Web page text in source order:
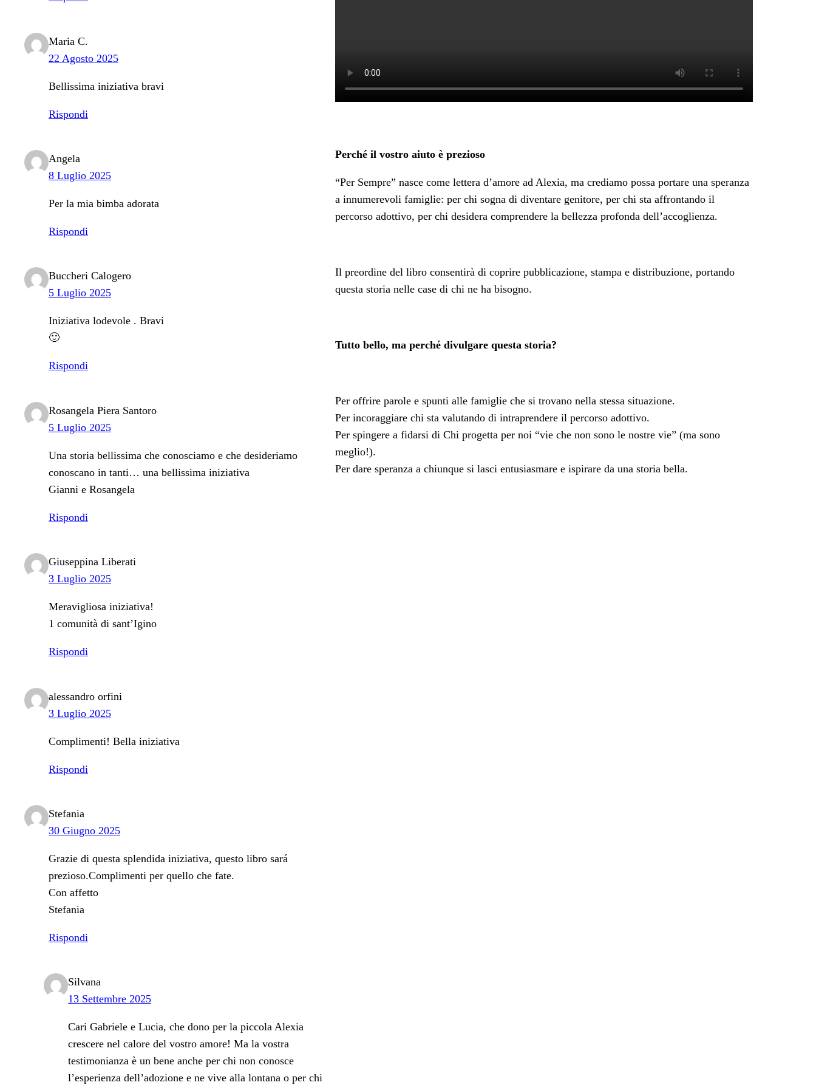
Maria C.
22 Agosto 2025
Bellissima iniziativa bravi
Rispondi
Angela
8 Luglio 2025
Per la mia bimba adorata
Rispondi
Buccheri Calogero
5 Luglio 2025
Iniziativa lodevole . Bravi
🙂
Rispondi
Rosangela Piera Santoro
5 Luglio 2025
Una storia bellissima che conosciamo e che desideriamo
conoscano in tanti… una bellissima iniziativa
Gianni e Rosangela
Rispondi
Giuseppina Liberati
3 Luglio 2025
Meravigliosa iniziativa!
1 comunità di sant’Igino
Rispondi
alessandro orfini
3 Luglio 2025
Complimenti! Bella iniziativa
Rispondi
Stefania
30 Giugno 2025
Grazie di questa splendida iniziativa, questo libro sará
prezioso.Complimenti per quello che fate.
Con affetto
Stefania
Rispondi
Silvana
13 Settembre 2025
Cari Gabriele e Lucia, che dono per la piccola Alexia
crescere nel calore del vostro amore! Ma la vostra
testimonianza è un bene anche per chi non conosce
l’esperienza dell’adozione e ne vive alla lontana o per chi
Perché il vostro aiuto è prezioso
“Per Sempre” nasce come lettera d’amore ad Alexia, ma crediamo possa portare una speranza
a innumerevoli famiglie: per chi sogna di diventare genitore, per chi sta affrontando il
percorso adottivo, per chi desidera comprendere la bellezza profonda dell’accoglienza.
Il preordine del libro consentirà di coprire pubblicazione, stampa e distribuzione, portando
questa storia nelle case di chi ne ha bisogno.
Tutto bello, ma perché divulgare questa storia?
Per offrire parole e spunti alle famiglie che si trovano nella stessa situazione.
Per incoraggiare chi sta valutando di intraprendere il percorso adottivo.
Per spingere a fidarsi di Chi progetta per noi “vie che non sono le nostre vie” (ma sono
meglio!).
Per dare speranza a chiunque si lasci entusiasmare e ispirare da una storia bella.